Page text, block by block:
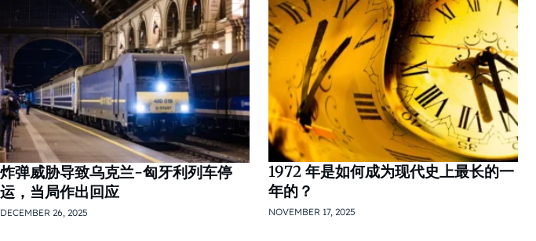
炸弹威胁导致乌克兰-匈牙利列车停
运，当局作出回应
DECEMBER 26, 2025
1972 年是如何成为现代史上最长的一
年的？
NOVEMBER 17, 2025